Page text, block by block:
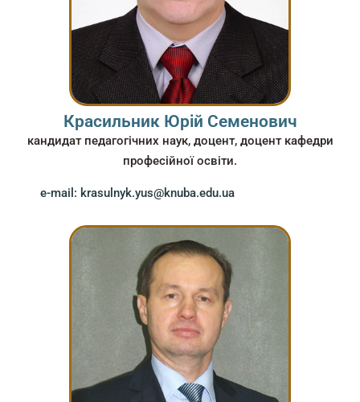
Красильник Юрій Семенович
кандидат педагогічних наук, доцент, доцент кафедри
професійної освіти.
e-mail: krasulnyk.yus@knuba.edu.ua